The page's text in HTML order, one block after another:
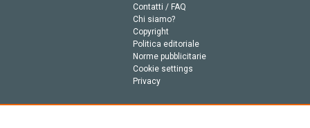
Contatti / FAQ
Chi siamo?
Copyright
Politica editoriale
Norme pubblicitarie
Cookie settings
Privacy